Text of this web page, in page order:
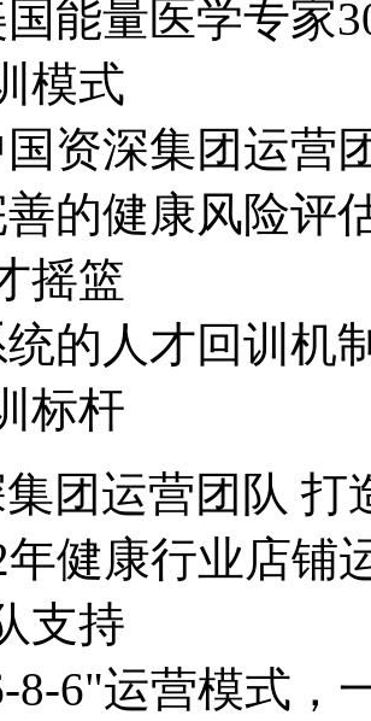
能量医学专家
模式
国资深集团运营
的健康风险评
摇篮
统的人才回训机
标杆
团运营团队 打
年健康行业店铺
支持
8-6"运营模式，